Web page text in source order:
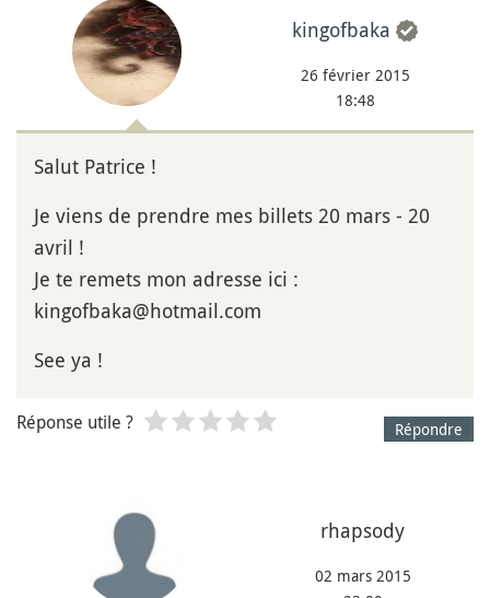
kingofbaka
26 février 2015
18:48
Salut Patrice !
Je viens de prendre mes billets 20 mars - 20
avril !
Je te remets mon adresse ici :
kingofbaka@hotmail.com
See ya !
Répondre
Réponse utile ?
rhapsody
02 mars 2015